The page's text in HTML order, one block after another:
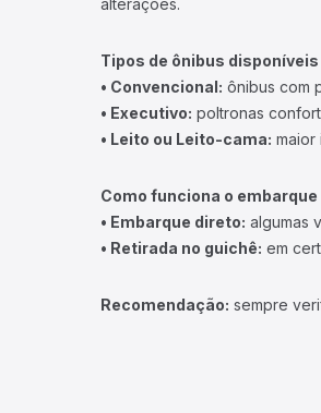
alterações.
Tipos de ônibus disponíveis
• Convencional: ônibus com
• Executivo: poltronas
• Leito ou Leito-cama: maior
Como funciona o embarque
• Embarque direto: algumas
• Retirada no guichê: em
Recomendação: sempre